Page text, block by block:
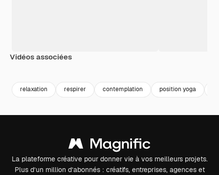
Vidéos associées
relaxation respirer contemplation position yoga
La plateforme créative pour donner vie à vos meilleurs projets.
Plus d’un million d’abonnés : créatifs, entreprises, agences et